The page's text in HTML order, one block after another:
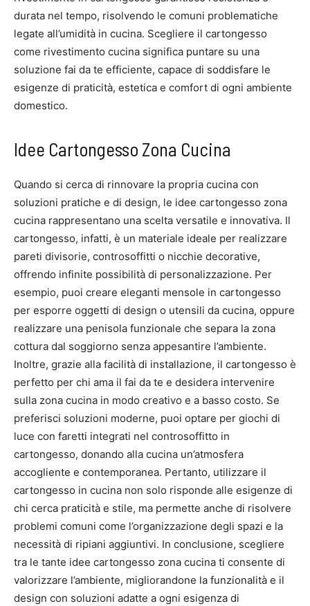
durata nel tempo, risolvendo le comuni problematiche
legate all’umidità in cucina. Scegliere il cartongesso
come rivestimento cucina significa puntare su una
soluzione fai da te efficiente, capace di soddisfare le
esigenze di praticità, estetica e comfort di ogni ambiente
domestico.
Idee Cartongesso Zona Cucina
Quando si cerca di rinnovare la propria cucina con
soluzioni pratiche e di design, le idee cartongesso zona
cucina rappresentano una scelta versatile e innovativa. Il
cartongesso, infatti, è un materiale ideale per realizzare
pareti divisorie, controsoffitti o nicchie decorative,
offrendo infinite possibilità di personalizzazione. Per
esempio, puoi creare eleganti mensole in cartongesso
per esporre oggetti di design o utensili da cucina, oppure
realizzare una penisola funzionale che separa la zona
cottura dal soggiorno senza appesantire l’ambiente.
Inoltre, grazie alla facilità di installazione, il cartongesso è
perfetto per chi ama il fai da te e desidera intervenire
sulla zona cucina in modo creativo e a basso costo. Se
preferisci soluzioni moderne, puoi optare per giochi di
luce con faretti integrati nel controsoffitto in
cartongesso, donando alla cucina un’atmosfera
accogliente e contemporanea. Pertanto, utilizzare il
cartongesso in cucina non solo risponde alle esigenze di
chi cerca praticità e stile, ma permette anche di risolvere
problemi comuni come l’organizzazione degli spazi e la
necessità di ripiani aggiuntivi. In conclusione, scegliere
tra le tante idee cartongesso zona cucina ti consente di
valorizzare l’ambiente, migliorandone la funzionalità e il
design con soluzioni adatte a ogni esigenza di